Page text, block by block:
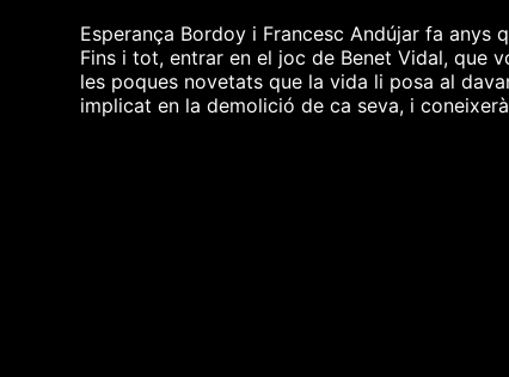
Esperança Bordoy i Francesc Andújar fa
Fins i tot, entrar en el joc de Benet Vidal, que
les poques novetats que la vida li posa al
implicat en la demolició de ca seva, i